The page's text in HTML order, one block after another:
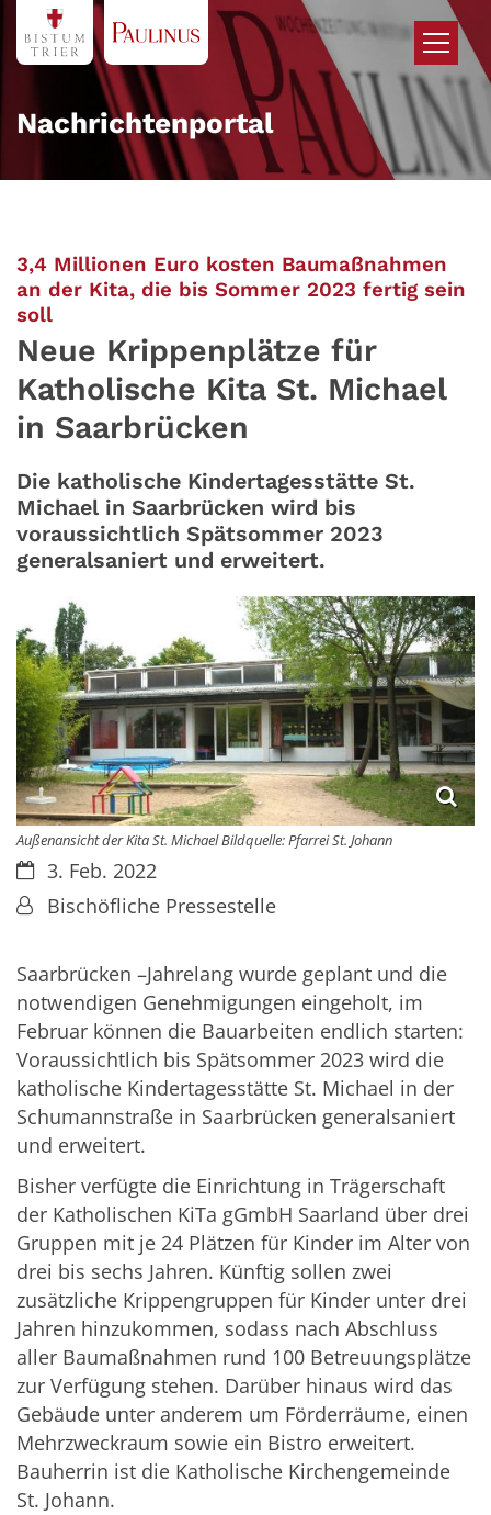
Zum Inhalt springen
Nachrichtenportal
3,4 Millionen Euro kosten Baumaßnahmen
an der Kita, die bis Sommer 2023 fertig sein
soll:
Neue Krippenplätze für
Katholische Kita St. Michael
in Saarbrücken
Die katholische Kindertagesstätte St.
Michael in Saarbrücken wird bis
voraussichtlich Spätsommer 2023
generalsaniert und erweitert.
Außenansicht der Kita St. Michael Bildquelle: Pfarrei St. Johann
Datum:
3. Feb. 2022
Von:Bischöfliche Pressestelle
Saarbrücken –Jahrelang wurde geplant und die
notwendigen Genehmigungen eingeholt, im
Februar können die Bauarbeiten endlich starten:
Voraussichtlich bis Spätsommer 2023 wird die
katholische Kindertagesstätte St. Michael in der
Schumannstraße in Saarbrücken generalsaniert
und erweitert.
Bisher verfügte die Einrichtung in Trägerschaft
der Katholischen KiTa gGmbH Saarland über drei
Gruppen mit je 24 Plätzen für Kinder im Alter von
drei bis sechs Jahren. Künftig sollen zwei
zusätzliche Krippengruppen für Kinder unter drei
Jahren hinzukommen, sodass nach Abschluss
aller Baumaßnahmen rund 100 Betreuungsplätze
zur Verfügung stehen. Darüber hinaus wird das
Gebäude unter anderem um Förderräume, einen
Mehrzweckraum sowie ein Bistro erweitert.
Bauherrin ist die Katholische Kirchengemeinde
St. Johann.